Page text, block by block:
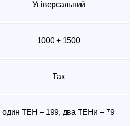
Універсальний
1000 + 1500
Так
один ТЕН – 199, два ТЕНи – 79